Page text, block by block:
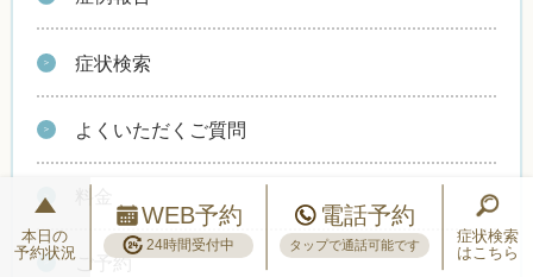
症状検索
よくいただくご質問
ご予約
本日の
予約状況
WEB予約
24時間受付中
電話予約
タップで通話可能です
症状検索
はこちら